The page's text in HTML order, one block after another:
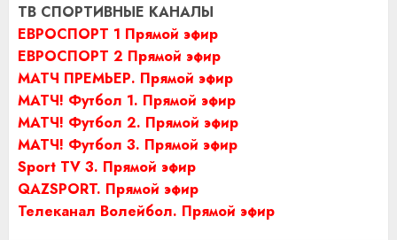
ТВ СПОРТИВНЫЕ КАНАЛЫ
ЕВРОСПОРТ 1 Прямой эфир
ЕВРОСПОРТ 2 Прямой эфир
МАТЧ ПРЕМЬЕР. Прямой эфир
МАТЧ! Футбол 1. Прямой эфир
МАТЧ! Футбол 2. Прямой эфир
МАТЧ! Футбол 3. Прямой эфир
Sport TV 3. Прямой эфир
QAZSPORT. Прямой эфир
Телеканал Волейбол. Прямой эфир